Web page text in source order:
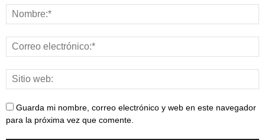
Guarda mi nombre, correo electrónico y web en este navegador
para la próxima vez que comente.